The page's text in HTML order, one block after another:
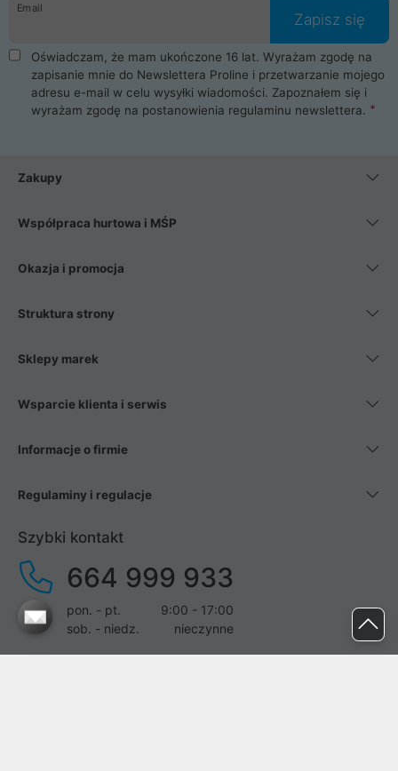
Email
Zapisz się
Oświadczam, że mam ukończone 16 lat. Wyrażam zgodę na
zapisanie mnie do Newslettera Proline i przetwarzanie mojego
adresu e-mail w celu wysyłki wiadomości. Zapoznałem się i
wyrażam zgodę na postanowienia regulaminu newslettera.
Zakupy
Współpraca hurtowa i MŚP
Okazja i promocja
Struktura strony
Sklepy marek
Wsparcie klienta i serwis
Informacje o firmie
Regulaminy i regulacje
Szybki kontakt
664 999 933
pon. - pt.
9:00 - 17:00
sob. - niedz.
nieczynne